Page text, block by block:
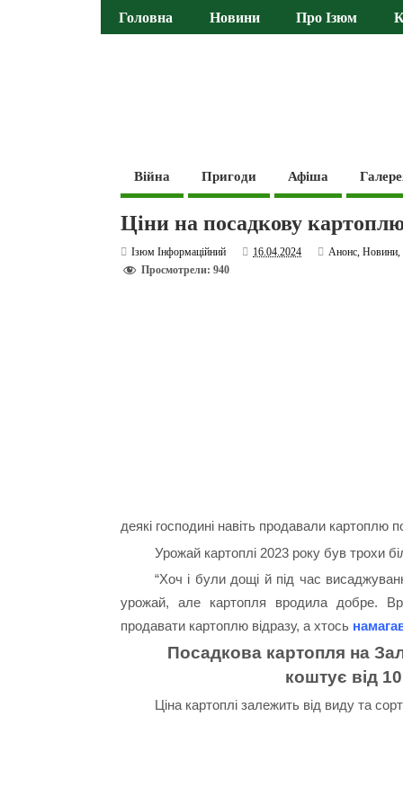
Головна Новини Про Ізюм
Війна Пригоди Афіша
Ціни на посадкову
Ізюм Інформаційний 16.04.2024 Анонс,Новини,
Просмотрели: 940
деякі господині навіть продавали картоплю
Урожай картоплі 2023 року був трохи
“Хоч і були дощі й під час
урожай, але картопля вродила добре.
продавати картоплю відразу, а хтось
Посадкова картопля на
коштує від
Ціна картоплі залежить від виду та